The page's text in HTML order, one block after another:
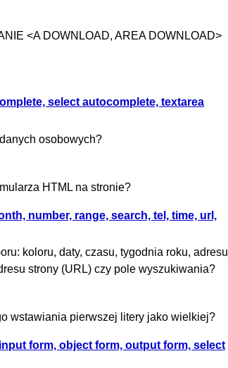
<A DOWNLOAD, AREA DOWNLOAD>
select autocomplete, textarea
osobowych?
HTML na stronie?
number, range, search, tel, time, url,
koloru, daty, czasu, tygodnia roku, adresu
strony (URL) czy pole wyszukiwania?
wstawiania pierwszej litery jako wielkiej?
form, object form, output form, select